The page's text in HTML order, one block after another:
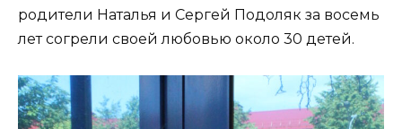
родители Наталья и Сергей Подоляк за восемь
лет согрели своей любовью около 30 детей.